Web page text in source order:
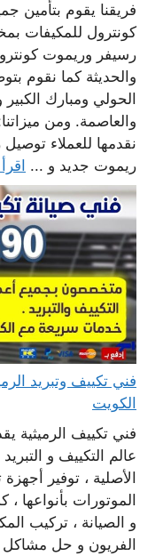
فريقنا يقوم بتأمين
كونترول للمكيفات
رسيفر وريموت
والحديثة كما نقوم
الحولي ومبارك
والعاصمة. ومن
نقدمها للعملاء
ريموت جديد و ...
الكويت
فني تكييف
عالم التكييف و
الأصلية ، توفير
الموتورات
و الصيانة ، تركيب
الفريون و حل مشاكل